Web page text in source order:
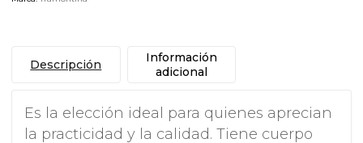
Descripción
Información
adicional
Es la elección ideal para quienes aprecian
la practicidad y la calidad. Tiene cuerpo